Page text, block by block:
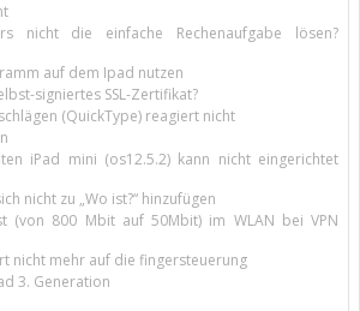
nicht die einfache Rechenaufgabe lösen?
auf dem Ipad nutzen
signiertes SSL-Zertifikat?
(QuickType) reagiert nicht
iPad mini (os12.5.2) kann nicht eingerichtet
nicht zu „Wo ist?“ hinzufügen
(von 800 Mbit auf 50Mbit) im WLAN bei VPN
nicht mehr auf die fingersteuerung
3. Generation